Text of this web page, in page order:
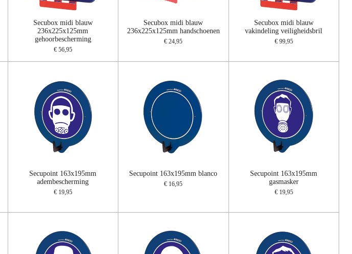
Secubox midi blauw
236x225x125mm
gehoorbescherming
€ 56,95
Secubox midi blauw
236x225x125mm handschoenen
€ 24,95
Secubox midi blauw
vakindeling veiligheidsbril
€ 99,95
Secupoint 163x195mm
adembescherming
€ 19,95
Secupoint 163x195mm blanco
€ 16,95
Secupoint 163x195mm
gasmasker
€ 19,95